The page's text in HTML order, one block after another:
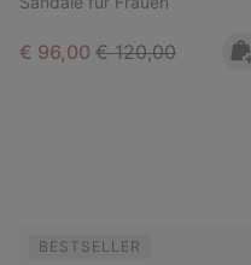
Sale price:
€ 96,00 Regular price:
€ 120,00
BESTSELLER